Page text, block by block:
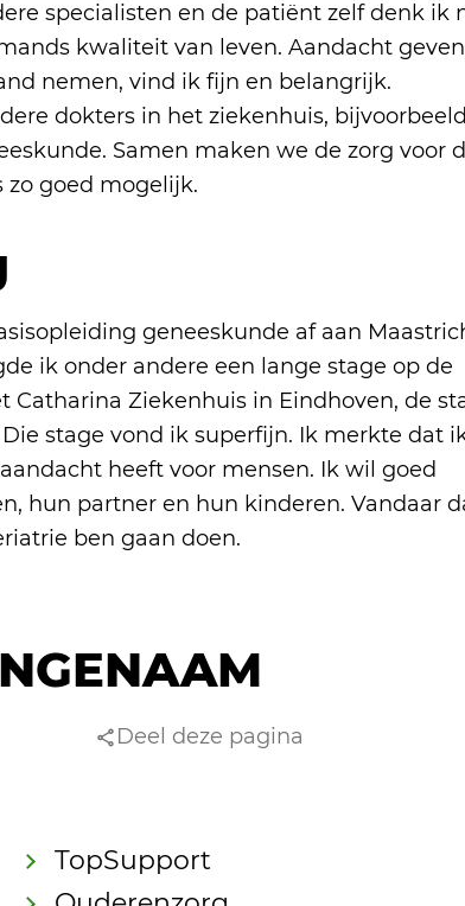
specialisten en de patiënt zelf denk ik
kwaliteit van leven. Aandacht
nemen, vind ik fijn en belangrijk.
dokters in het ziekenhuis,
Samen maken we de zorg voor
goed mogelijk.
geneeskunde af aan
ik onder andere een lange stage op de
Catharina Ziekenhuis in Eindhoven, de
stage vond ik superfijn. Ik merkte dat
heeft voor mensen. Ik wil goed
hun partner en hun kinderen. Vandaar
ben gaan doen.
Deel deze pagina
TopSupport